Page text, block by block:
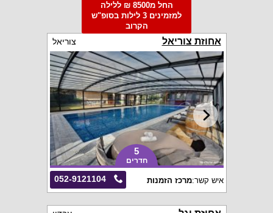
החל מ8500 ₪ ללילה
למזמינים 3 לילות בסופ"ש
הקרוב
אחוזת צוריאל צוריאל
5
חדרים
052-9121104 איש קשר:מרכז הזמנות